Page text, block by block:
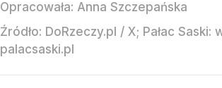
Opracowała: Anna Szczepańska
Źródło: DoRzeczy.pl / X; Pałac Saski:
palacsaski.pl